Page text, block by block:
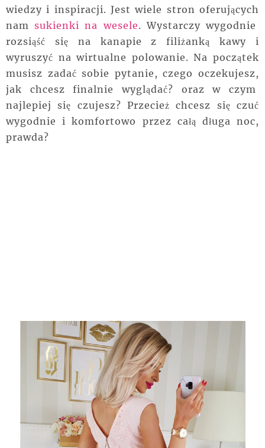
wiedzy i inspiracji. Jest wiele stron oferujących
namsukienki na wesele. Wystarczy wygodnie
rozsiąść się na kanapie z filiżanką kawy i
wyruszyć na wirtualne polowanie. Na początek
musisz zadać sobie pytanie, czego oczekujesz,
jak chcesz finalnie wyglądać? oraz w czym
najlepiej się czujesz? Przecież chcesz się czuć
wygodnie i komfortowo przez całą długa noc,
prawda?